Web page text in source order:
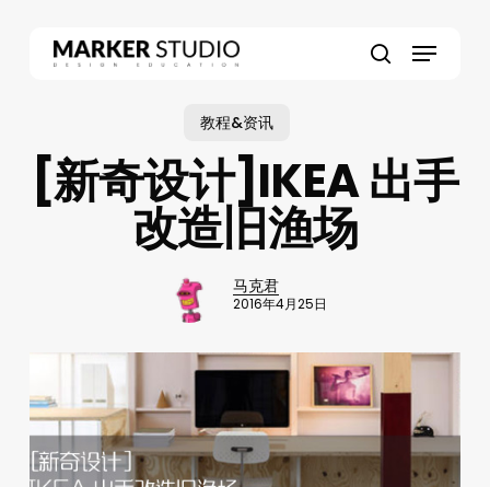
Menu
教程&资讯
[新奇设计]IKEA 出手
改造旧渔场
马克君
2016年4月25日